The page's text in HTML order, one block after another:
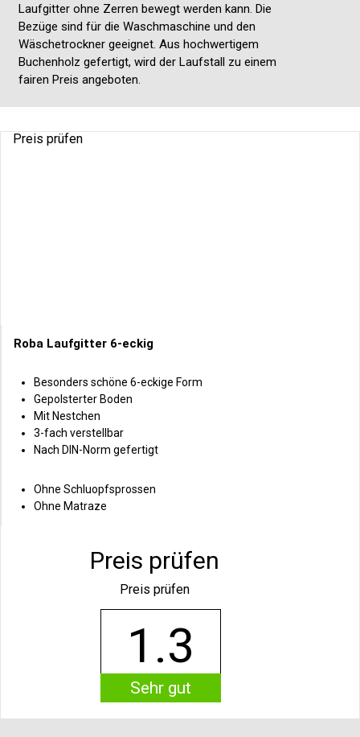
Laufgitter ohne Zerren bewegt werden kann. Die
Bezüge sind für die Waschmaschine und den
Wäschetrockner geeignet. Aus hochwertigem
Buchenholz gefertigt, wird der Laufstall zu einem
fairen Preis angeboten.
Preis prüfen
Roba Laufgitter 6-eckig
Besonders schöne 6-eckige Form
Gepolsterter Boden
Mit Nestchen
3-fach verstellbar
Nach DIN-Norm gefertigt
Ohne Schluopfsprossen
Ohne Matraze
Preis prüfen
Preis prüfen
1.3
Sehr gut